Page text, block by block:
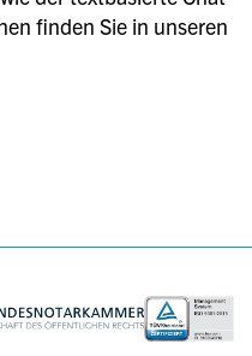
finden Sie in unseren